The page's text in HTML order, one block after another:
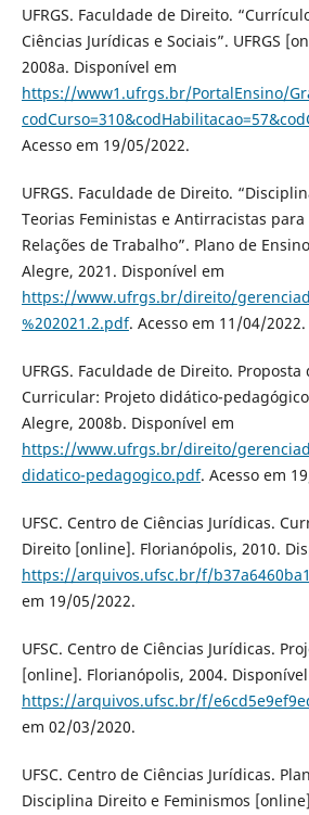
UFRGS. Faculdade de Direito.
Ciências Jurídicas e Sociais”. UFRGS
2008a. Disponível em
https://www1.ufrgs.br/PortalEnsino/
Acesso em 19/05/2022.
UFRGS. Faculdade de Direito.
Teorias Feministas e Antirracistas para
Relações de Trabalho”. Plano de
Alegre, 2021. Disponível em
https://www.ufrgs.br/direito/
%202021.2.pdf. Acesso em 11/04/2022.
UFRGS. Faculdade de Direito.
Curricular: Projeto didático-
Alegre, 2008b. Disponível em
https://www.ufrgs.br/direito/
didatico-pedagogico.pdf. Acesso em
UFSC. Centro de Ciências Jurídicas.
Direito [online]. Florianópolis, 2010.
https://arquivos.ufsc.br/f/
em 19/05/2022.
UFSC. Centro de Ciências Jurídicas.
[online]. Florianópolis, 2004.
https://arquivos.ufsc.br/f/
em 02/03/2020.
UFSC. Centro de Ciências Jurídicas.
Disciplina Direito e Feminismos